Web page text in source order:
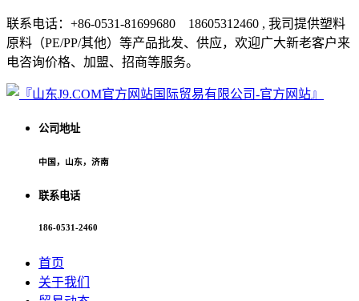
联系电话：+86-0531-81699680 18605312460 , 我司提供塑料
原料（PE/PP/其他）等产品批发、供应，欢迎广大新老客户来
电咨询价格、加盟、招商等服务。
公司地址
中国，山东，济南
联系电话
186-0531-2460
首页
关于我们